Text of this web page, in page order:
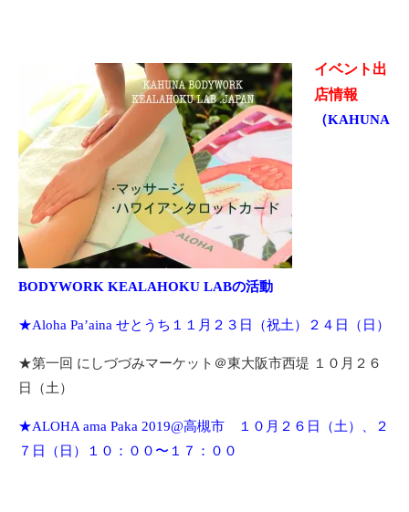
イベント出
店情報
（KAHUNA
BODYWORK KEALAHOKU LABの活動
★Aloha Pa’aina せとうち１１月２３日（祝土）２４日（日）
★第一回 にしづづみマーケット＠東大阪市西堤 １０月２６
日（土）
★ALOHA ama Paka 2019@高槻市 １０月２６日（土）、２
７日（日）１０：００〜１７：００